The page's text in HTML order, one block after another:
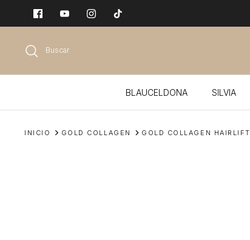
Buscar
BLAUCELDONA SILVIA
INICIO GOLD COLLAGEN GOLD COLLAGEN HAIRLIFT